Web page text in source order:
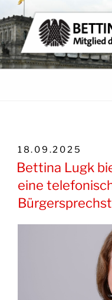
Zum
Inhalt
springen
MITGLIED DES
AM
18.09.2025
Bettina Lugk
eine